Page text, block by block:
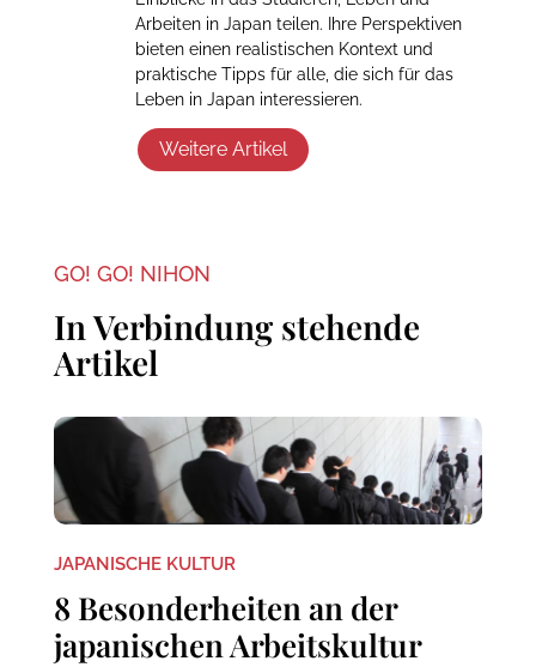
Arbeiten in Japan teilen. Ihre Perspektiven
bieten einen realistischen Kontext und
praktische Tipps für alle, die sich für das
Leben in Japan interessieren.
Weitere Artikel
GO! GO! NIHON
In Verbindung stehende
Artikel
JAPANISCHE KULTUR
8 Besonderheiten an der
japanischen Arbeitskultur